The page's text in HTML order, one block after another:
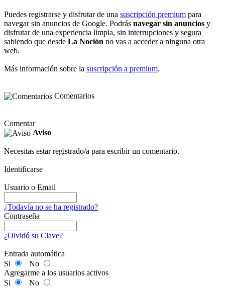
Puedes registrarse y disfrutar de una suscripción premium para
navegar sin anuncios de Google. Podrás navegar sin anuncios y
disfrutar de una experiencia limpia, sin interrupciones y segura
sabiendo que desde La Noción no vas a acceder a ninguna otra
web.
Más información sobre la suscripción a premium.
Comentarios
Comentar
Aviso
Necesitas estar registrado/a para escribir un comentario.
Identificarse
Usuario o Email
¿Todavía no se ha registrado?
Contraseña
¿Olvidó su Clave?
Entrada automática
Si
No
Agregarme a los usuarios activos
Si
No